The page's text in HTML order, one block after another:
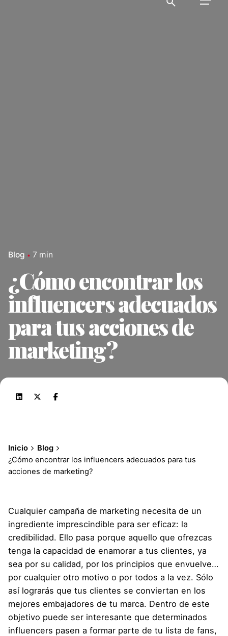
Blog 7 min
¿Cómo encontrar los
influencers adecuados
para tus acciones de
marketing?
Inicio
Blog
¿Cómo encontrar los influencers adecuados para tus
acciones de marketing?
Cualquier campaña de marketing necesita de un
ingrediente imprescindible para ser eficaz: la
credibilidad. Ello pasa porque aquello que ofrezcas
tenga la capacidad de enamorar a tus clientes, ya
sea por su calidad, por los principios que envuelve…
por cualquier otro motivo o por todos a la vez. Sólo
así lograrás que tus clientes se conviertan en los
mejores embajadores de tu marca. Dentro de este
objetivo puede ser interesante que determinados
influencers pasen a formar parte de tu lista de fans,